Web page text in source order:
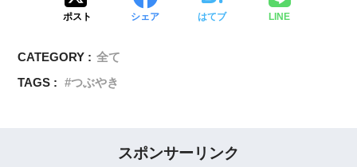
ポスト シェア はてブ LINE
CATEGORY : 全て
TAGS :
つぶやき
スポンサーリンク